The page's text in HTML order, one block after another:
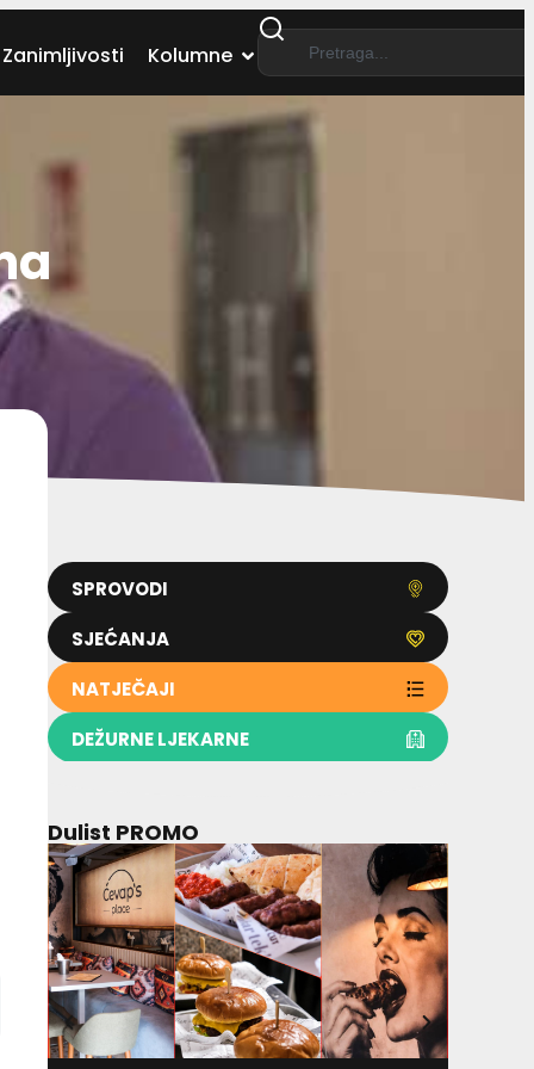
Zanimljivosti Kolumne
SPROVODI
SJEĆANJA
NATJEČAJI
DEŽURNE LJEKARNE
Dulist PROMO